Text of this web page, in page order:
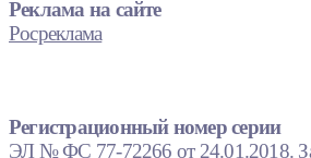
Реклама на сайте
Росреклама
Регистрационный номер серии
ЭЛ № ФС 77-72266 от 24.01.2018.